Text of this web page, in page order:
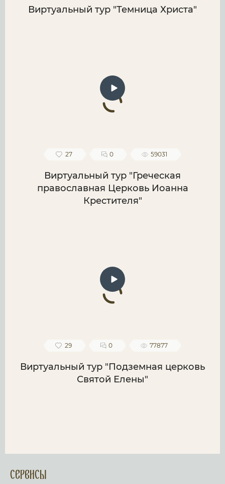
Виртуальный тур "Темница Христа"
27 0 59031
Виртуальный тур "Греческая
православная Церковь Иоанна
Крестителя"
29 0 77877
Виртуальный тур "Подземная церковь
Святой Елены"
Сервисы